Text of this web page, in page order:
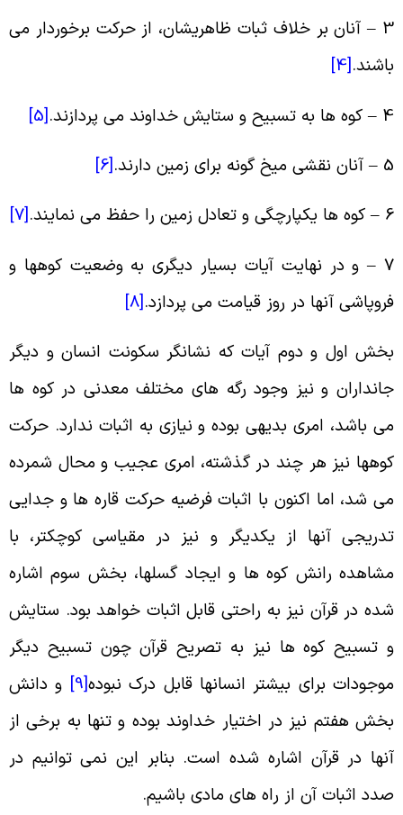
آنان بر خلاف ثبات ظاهریشان، از حرکت برخوردار می
.
[4]
کوه ها به تسبیح و ستایش خداوند می پردازند.
[5]
آنان نقشی میخ گونه برای زمین دارند.
[6]
کوه ها یکپارچگی و تعادل زمین را حفظ می نمایند.
[7]
و در نهایت آیات بسیار دیگری به وضعیت کوهها و
آنها در روز قیامت می پردازد.
[8]
اول و دوم آیات که نشانگر سکونت انسان و دیگر
و نیز وجود رگه های مختلف معدنی در کوه ها
باشد، امری بدیهی بوده و نیازی به اثبات ندارد. حرکت
نیز هر چند در گذشته، امری عجیب و محال شمرده
شد، اما اکنون با اثبات فرضیه حرکت قاره ها و جدایی
آنها از یکدیگر و نیز در مقیاسی کوچکتر، با
رانش کوه ها و ایجاد گسلها، بخش سوم اشاره
در قرآن نیز به راحتی قابل اثبات خواهد بود. ستایش
تسبیح کوه ها نیز به تصریح قرآن چون تسبیح دیگر
برای بیشتر انسانها قابل درک نبوده[9]
و دانش
هفتم نیز در اختیار خداوند بوده و تنها به برخی از
در قرآن اشاره شده است. بنابر این نمی توانیم در
اثبات آن از راه های مادی باشیم.